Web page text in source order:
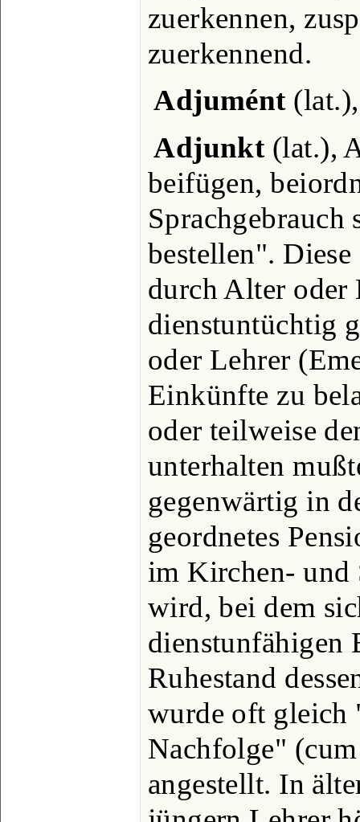
zuerkennen,
zuerkennend.
Adjumént
Adjunkt(lat.),
beifügen,
bestellen". Diese
durch Alter oder
dienstuntüchtig
oder Lehrer
Einkünfte zu
oder teilweise
unterhalten
gegenwärtig in
geordnetes
im Kirchen- und
wird, bei dem
dienstunfähigen
Ruhestand
wurde oft gleich
Nachfolge"
angestellt. In